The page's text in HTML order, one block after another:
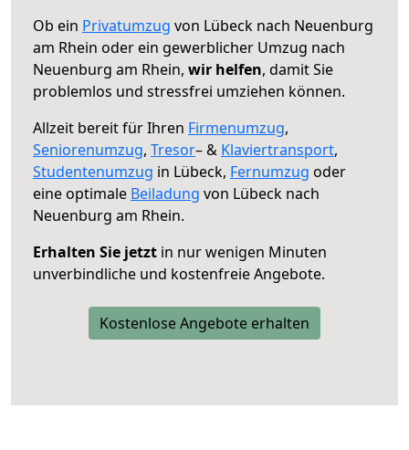
Ob ein Privatumzug von Lübeck nach Neuenburg
am Rhein oder ein gewerblicher Umzug nach
Neuenburg am Rhein, wir helfen, damit Sie
problemlos und stressfrei umziehen können.
Allzeit bereit für Ihren Firmenumzug,
Seniorenumzug, Tresor– & Klaviertransport,
Studentenumzug in Lübeck, Fernumzug oder
eine optimale Beiladung von Lübeck nach
Neuenburg am Rhein.
Erhalten Sie jetzt in nur wenigen Minuten
unverbindliche und kostenfreie Angebote.
Kostenlose Angebote erhalten